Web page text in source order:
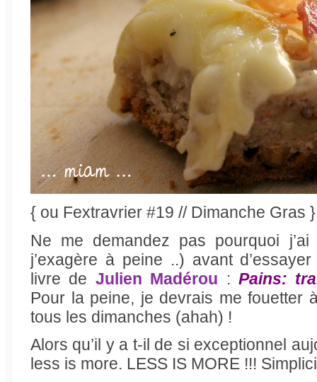
{ ou Fextravrier #19 // Dimanche Gras }
Ne me demandez pas pourquoi
j’exagère à peine ..) avant
livre de Julien Madérou : Pains:
Pour la peine, je devrais me fouetter
tous les dimanches (ahah) !
Alors qu’il y a t-il de si exceptionnel
less is more. LESS IS MORE !!!